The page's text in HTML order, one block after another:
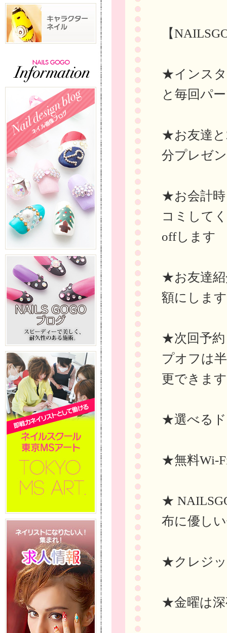
【
★インスタ
と毎回パ
★お友達と
分プレゼ
★お会計時
コミして
offします
★お友達紹
額にしま
★次回予約
プオフは
更できま
★選べるド
★無料Wi-
★
布に優し
★クレジ
★金曜は深